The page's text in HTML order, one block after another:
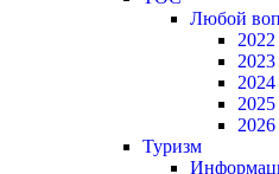
Любой
2022
2023
2024
2025
2026
Туризм